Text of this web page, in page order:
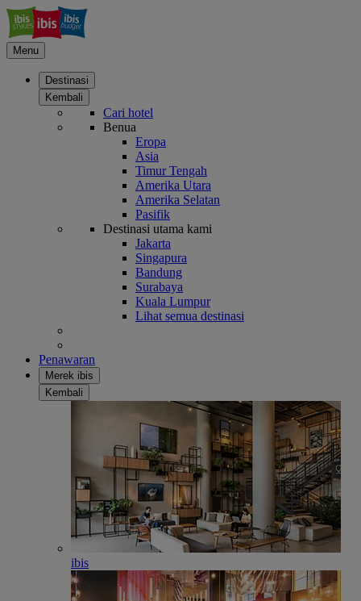
Menu
Destinasi
Kembali
Cari hotel
Benua
Eropa
Asia
Timur Tengah
Amerika Utara
Amerika Selatan
Pasifik
Destinasi utama kami
Jakarta
Singapura
Bandung
Surabaya
Kuala Lumpur
Lihat semua destinasi
Penawaran
Merek ibis
Kembali
ibis